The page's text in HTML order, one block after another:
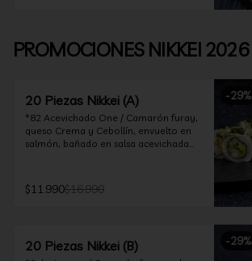
*10 cortes Maguro Acevichado Rolls /
acevichado
PROMOCIONES NIKKEI 2026
-29%
20 Piezas Nikkei (A)
*82 Acevichado One / Camarón furay,
queso Crema y Cebollín, envuelto en
salmón, bañado en salsa acevichada
y cebollin, frito en panko cubierto de
ceviche hot.
$11.990$16.990
-29%
20 Piezas Nikkei (B)